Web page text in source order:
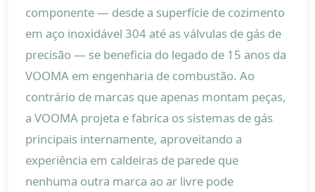
componente — desde a superfície de cozimento
em aço inoxidável 304 até as válvulas de gás de
precisão — se beneficia do legado de 15 anos da
VOOMA em engenharia de combustão. Ao
contrário de marcas que apenas montam peças,
a VOOMA projeta e fabrica os sistemas de gás
principais internamente, aproveitando a
experiência em caldeiras de parede que
nenhuma outra marca ao ar livre pode